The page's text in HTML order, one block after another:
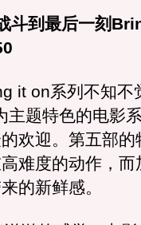
斗到最后一刻
on系列不知不
题特色的电影
欢迎。第五部的
难度的动作，而
的新鲜感。